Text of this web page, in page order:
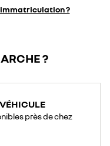
immatriculation ?
?
près de chez